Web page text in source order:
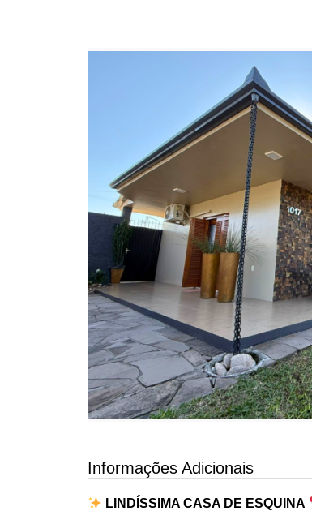
Informações Adicionais
LINDÍSSIMA CASA DE ESQUINA